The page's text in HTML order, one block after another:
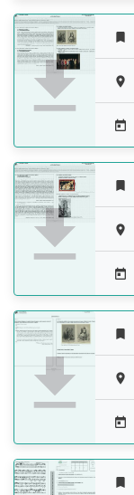












